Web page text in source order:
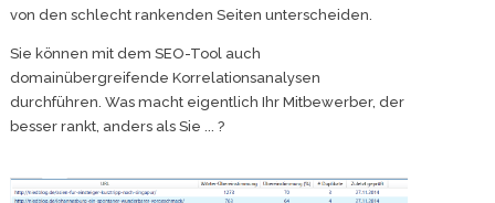
von den schlecht rankenden Seiten unterscheiden.
Sie können mit dem SEO-Tool auch
domainübergreifende Korrelationsanalysen
durchführen. Was macht eigentlich Ihr Mitbewerber, der
besser rankt, anders als Sie ... ?